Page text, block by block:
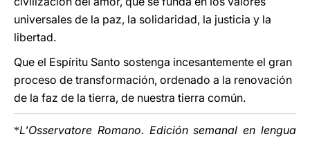
universales de la paz, la solidaridad, la justicia y la
libertad.
Que el Espíritu Santo sostenga incesantemente el gran
proceso de transformación, ordenado a la renovación
de la faz de la tierra, de nuestra tierra común.
*L'Osservatore Romano. Edición semanal en lengua